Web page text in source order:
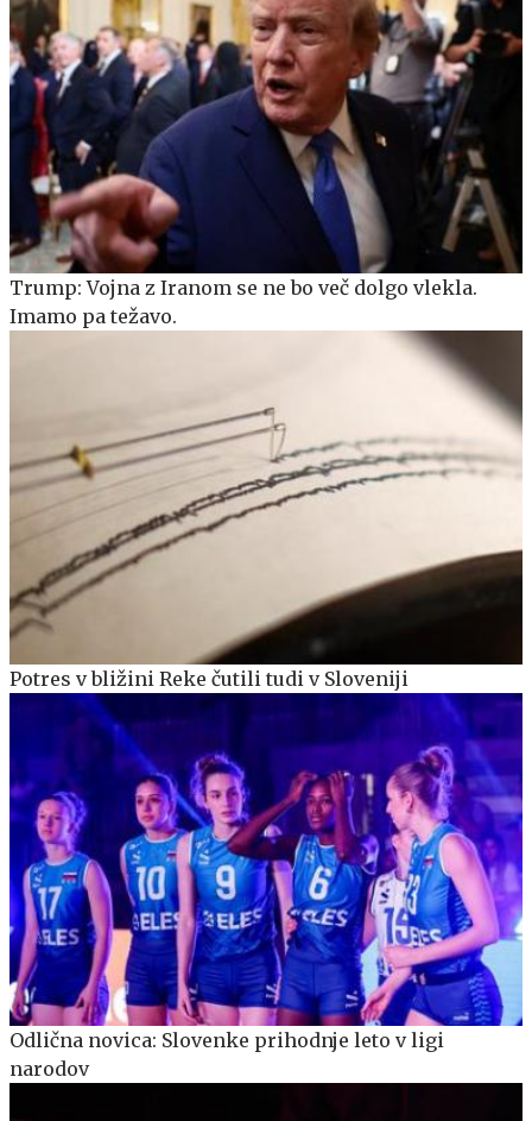
Trump: Vojna z Iranom se ne bo več dolgo vlekla.
Imamo pa težavo.
Potres v bližini Reke čutili tudi v Sloveniji
Odlična novica: Slovenke prihodnje leto v ligi
narodov